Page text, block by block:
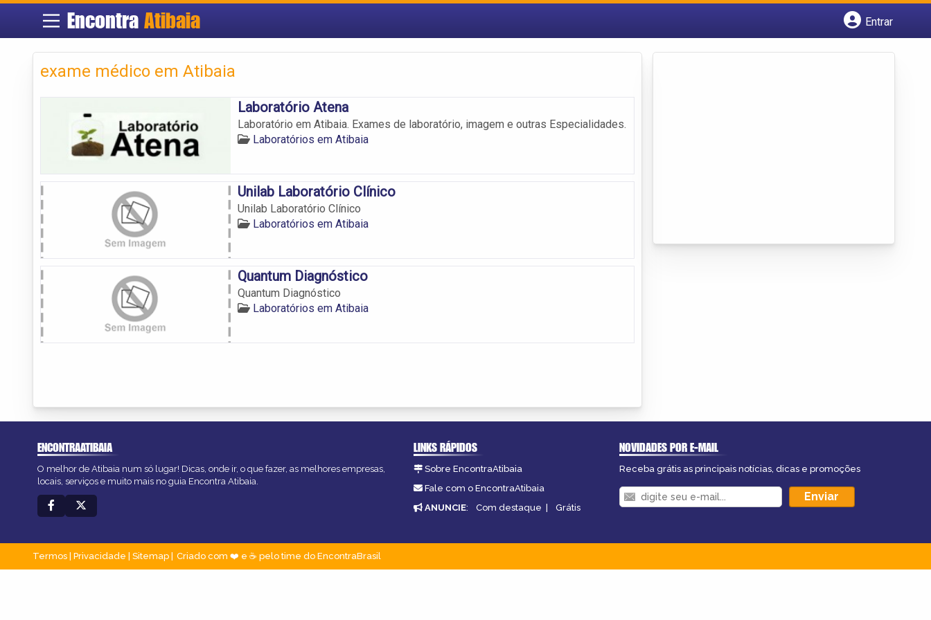
EncontraAtibaia
Entrar
exame médico em Atibaia
Laboratório Atena
Laboratório em Atibaia. Exames de laboratório, imagem e outras Especialidades.
Laboratórios em Atibaia
Unilab Laboratório Clínico
Unilab Laboratório Clínico
Laboratórios em Atibaia
Quantum Diagnóstico
Quantum Diagnóstico
Laboratórios em Atibaia
ENCONTRAATIBAIA
O melhor de Atibaia num só lugar! Dicas, onde ir, o que fazer, as melhores empresas,
locais, serviços e muito mais no guia Encontra Atibaia.
LINKS RÁPIDOS
Sobre EncontraAtibaia
Fale com o EncontraAtibaia
ANUNCIE: Com destaque | Grátis
NOVIDADES POR E-MAIL
Receba grátis as principais notícias, dicas e promoções
Termos Privacidade Sitemap Criado com ❤️ e ☕ pelo time do EncontraBrasil